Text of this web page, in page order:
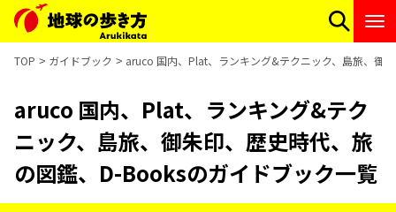
TOP ガイドブック aruco 国内、Plat、ランキング&テクニック、島旅、御
aruco 国内、Plat、ランキング&テク
ニック、島旅、御朱印、歴史時代、旅
の図鑑、D-Booksのガイドブック一覧